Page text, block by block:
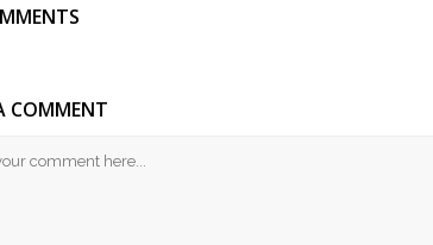
COMMENT